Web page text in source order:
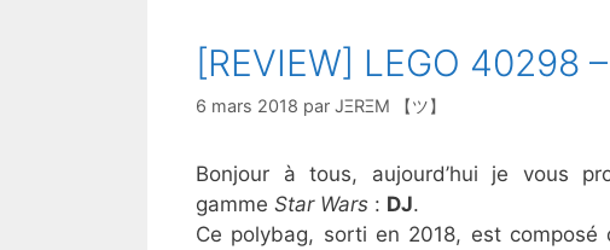
[REVIEW] LEGO 40298
6 mars 2018 par JΞRΞM 【ツ】
Bonjour à tous, aujourd’hui je vous
gamme Star Wars : DJ.
Ce polybag, sorti en 2018, est